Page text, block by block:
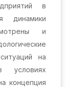
в
динамики
и
на
условиях
концепция